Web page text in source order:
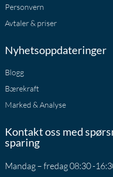
Personvern
Avtaler & priser
Nyhetsoppdateringer
Blogg
Bærekraft
Marked & Analyse
Kontakt oss med
sparing
Mandag – fredag 08:30 -